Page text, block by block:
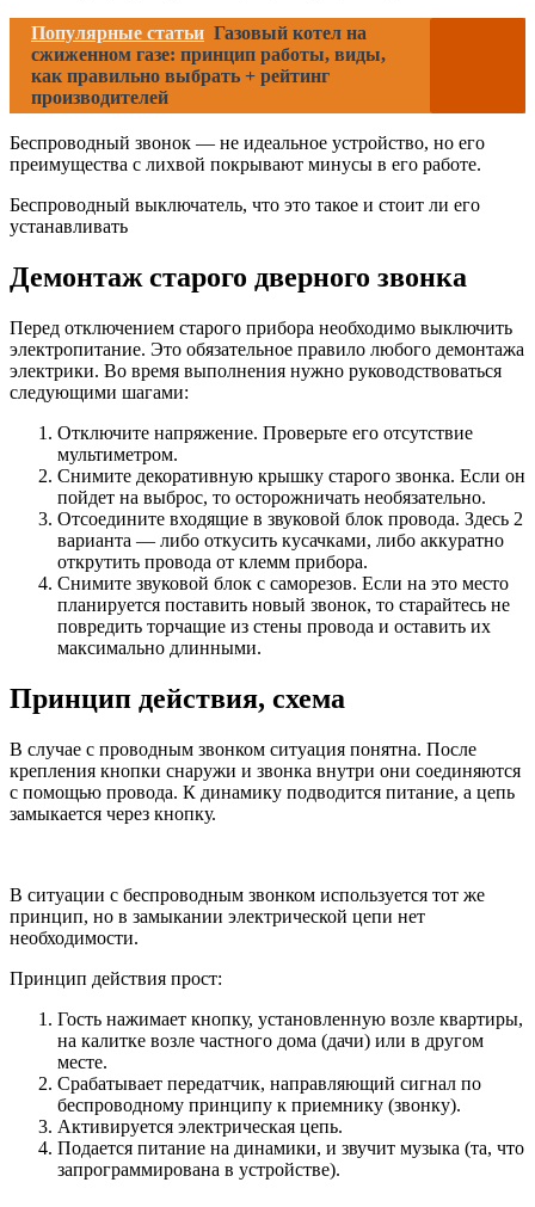
Популярные статьи Газовый котел на
сжиженном газе: принцип работы, виды,
как правильно выбрать + рейтинг
производителей
Беспроводный звонок — не идеальное устройство, но его
преимущества с лихвой покрывают минусы в его работе.
Беспроводный выключатель, что это такое и стоит ли его
устанавливать
Демонтаж старого дверного звонка
Перед отключением старого прибора необходимо выключить
электропитание. Это обязательное правило любого демонтажа
электрики. Во время выполнения нужно руководствоваться
следующими шагами:
Отключите напряжение. Проверьте его отсутствие
мультиметром.
Снимите декоративную крышку старого звонка. Если он
пойдет на выброс, то осторожничать необязательно.
Отсоедините входящие в звуковой блок провода. Здесь 2
варианта — либо откусить кусачками, либо аккуратно
открутить провода от клемм прибора.
Снимите звуковой блок с саморезов. Если на это место
планируется поставить новый звонок, то старайтесь не
повредить торчащие из стены провода и оставить их
максимально длинными.
Принцип действия, схема
В случае с проводным звонком ситуация понятна. После
крепления кнопки снаружи и звонка внутри они соединяются
с помощью провода. К динамику подводится питание, а цепь
замыкается через кнопку.
В ситуации с беспроводным звонком используется тот же
принцип, но в замыкании электрической цепи нет
необходимости.
Принцип действия прост:
Гость нажимает кнопку, установленную возле квартиры,
на калитке возле частного дома (дачи) или в другом
месте.
Срабатывает передатчик, направляющий сигнал по
беспроводному принципу к приемнику (звонку).
Активируется электрическая цепь.
Подается питание на динамики, и звучит музыка (та, что
запрограммирована в устройстве).